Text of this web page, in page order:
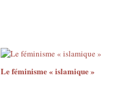
Le féminisme « islamique »